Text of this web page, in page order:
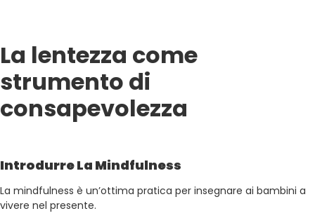
La lentezza come
strumento di
consapevolezza
Introdurre La Mindfulness
La mindfulness è un’ottima pratica per insegnare ai bambini a
vivere nel presente.